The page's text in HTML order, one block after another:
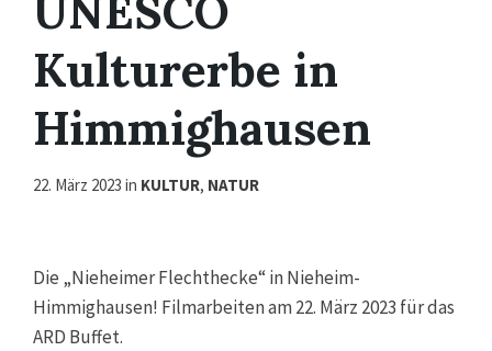
Kulturerbe in
Himmighausen
22. März 2023 in KULTUR, NATUR
Die „Nieheimer Flechthecke“ in Nieheim-
Himmighausen! Filmarbeiten am 22. März 2023 für das
ARD Buffet.